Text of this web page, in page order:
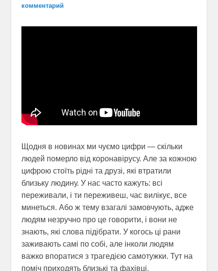
комментарий
Щодня в новинах ми чуємо цифри — скільки
людей померло від коронавірусу. Але за кожною
цифрою стоїть рідні та друзі, які втратили
близьку людину. У нас часто кажуть: всі
переживали, і ти переживеш, час вилікує, все
минеться. Або ж тему взагалі замовчують, адже
людям незручно про це говорити, і вони не
знають, які слова підібрати. У когось ці рани
заживають самі по собі, але інколи людям
важко впоратися з трагедією самотужки. Тут на
поміч приходять близькі та фахівці.